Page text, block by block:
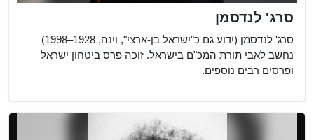
סרג' לנדסמן
סרג' לנדסמן (ידוע גם כ"ישראל בן-ארצי", וינה, 1928–1998)
נחשב לאבי תורת המכ"ם בישראל. זוכה פרס ביטחון ישראל
ופרסים רבים נוספים.